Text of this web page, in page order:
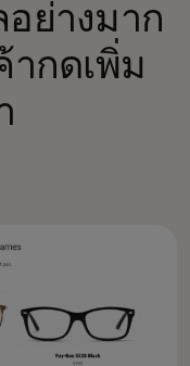
ย่างมาก
ากดเพิ่ม